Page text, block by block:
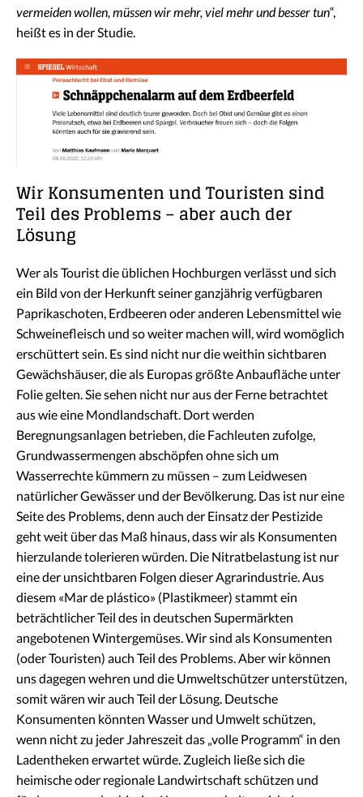
vermeiden wollen, müssen wir mehr, viel mehr und besser tun“,
heißt es in der Studie.
Wir Konsumenten und Touristen sind
Teil des Problems – aber auch der
Lösung
Wer als Tourist die üblichen Hochburgen verlässt und sich
ein Bild von der Herkunft seiner ganzjährig verfügbaren
Paprikaschoten, Erdbeeren oder anderen Lebensmittel wie
Schweinefleisch und so weiter machen will, wird womöglich
erschüttert sein. Es sind nicht nur die weithin sichtbaren
Gewächshäuser, die als Europas größte Anbaufläche unter
Folie gelten. Sie sehen nicht nur aus der Ferne betrachtet
aus wie eine Mondlandschaft. Dort werden
Beregnungsanlagen betrieben, die Fachleuten zufolge,
Grundwassermengen abschöpfen ohne sich um
Wasserrechte kümmern zu müssen – zum Leidwesen
natürlicher Gewässer und der Bevölkerung. Das ist nur eine
Seite des Problems, denn auch der Einsatz der Pestizide
geht weit über das Maß hinaus, dass wir als Konsumenten
hierzulande tolerieren würden. Die Nitratbelastung ist nur
eine der unsichtbaren Folgen dieser Agrarindustrie. Aus
diesem «Mar de plástico» (Plastikmeer) stammt ein
beträchtlicher Teil des in deutschen Supermärkten
angebotenen Wintergemüses. Wir sind als Konsumenten
(oder Touristen) auch Teil des Problems. Aber wir können
uns dagegen wehren und die Umweltschützer unterstützen,
somit wären wir auch Teil der Lösung. Deutsche
Konsumenten könnten Wasser und Umwelt schützen,
wenn nicht zu jeder Jahreszeit das „volle Programm“ in den
Ladentheken erwartet würde. Zugleich ließe sich die
heimische oder regionale Landwirtschaft schützen und